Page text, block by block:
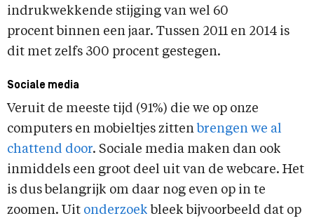
indrukwekkende stijging van wel 60
procent binnen een jaar. Tussen 2011 en 2014 is
dit met zelfs 300 procent gestegen.
Sociale media
Veruit de meeste tijd (91%) die we op onze
computers en mobieltjes zitten brengen we al
chattend door. Sociale media maken dan ook
inmiddels een groot deel uit van de webcare. Het
is dus belangrijk om daar nog even op in te
zoomen. Uit onderzoek bleek bijvoorbeeld dat op